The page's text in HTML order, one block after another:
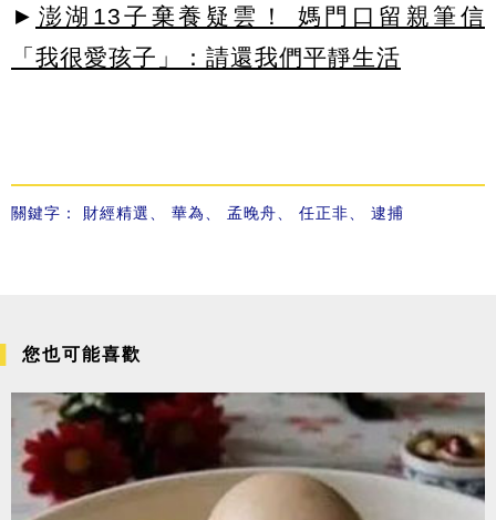
► 澎湖13子棄養疑雲！ 媽門口留親筆信
「我很愛孩子」：請還我們平靜生活
關鍵字： 財經精選 華為 孟晚舟 任正非 逮捕
您也可能喜歡